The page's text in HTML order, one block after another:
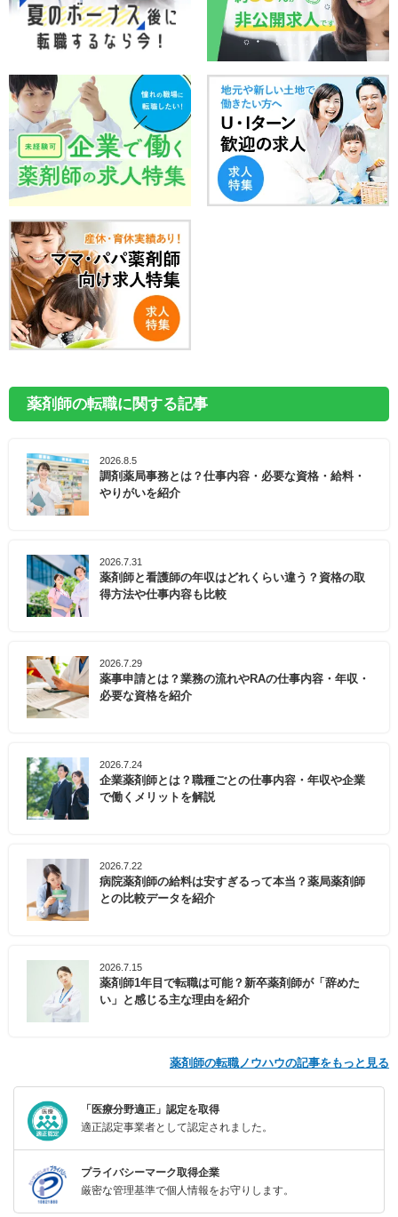
薬剤師の転職に関する記事
2026.8.5
調剤薬局事務とは？仕事内容・必要な資格・給料・
やりがいを紹介
2026.7.31
薬剤師と看護師の年収はどれくらい違う？資格の取
得方法や仕事内容も比較
2026.7.29
薬事申請とは？業務の流れやRAの仕事内容・年収・
必要な資格を紹介
2026.7.24
企業薬剤師とは？職種ごとの仕事内容・年収や企業
で働くメリットを解説
2026.7.22
病院薬剤師の給料は安すぎるって本当？薬局薬剤師
との比較データを紹介
2026.7.15
薬剤師1年目で転職は可能？新卒薬剤師が「辞めた
い」と感じる主な理由を紹介
薬剤師の転職ノウハウの記事をもっと見る
「医療分野適正」認定を取得
適正認定事業者として認定されました。
プライバシーマーク取得企業
厳密な管理基準で個人情報をお守りします。